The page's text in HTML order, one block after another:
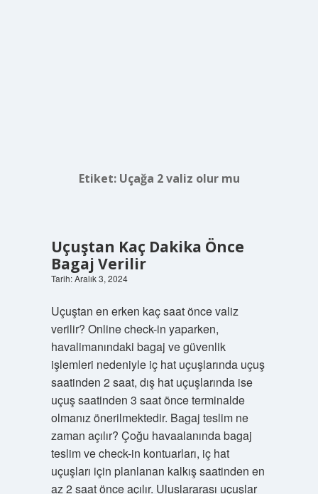
Etiket: Uçağa 2 valiz olur mu
Uçuştan Kaç Dakika Önce
Bagaj Verilir
Tarih: Aralık 3, 2024
Uçuştan en erken kaç saat önce valiz
verilir? Online check-in yaparken,
havalimanındaki bagaj ve güvenlik
işlemleri nedeniyle iç hat uçuşlarında uçuş
saatinden 2 saat, dış hat uçuşlarında ise
uçuş saatinden 3 saat önce terminalde
olmanız önerilmektedir. Bagaj teslim ne
zaman açılır? Çoğu havaalanında bagaj
teslim ve check-in kontuarları, iç hat
uçuşları için planlanan kalkış saatinden en
az 2 saat önce açılır. Uluslararası uçuşlar